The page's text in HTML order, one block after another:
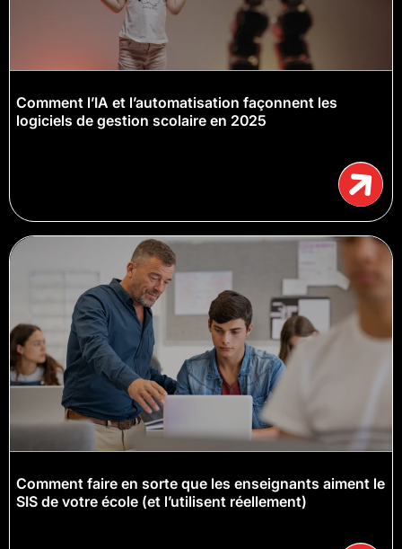
Comment l’IA et l’automatisation façonnent les
logiciels de gestion scolaire en 2025
Comment faire en sorte que les enseignants aiment le
SIS de votre école (et l’utilisent réellement)